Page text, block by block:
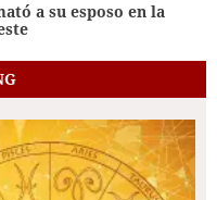
a su esposo en la